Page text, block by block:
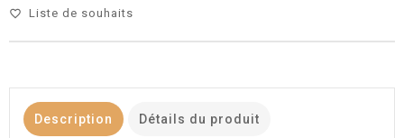
favorite_border Liste de souhaits
Description Détails du produit